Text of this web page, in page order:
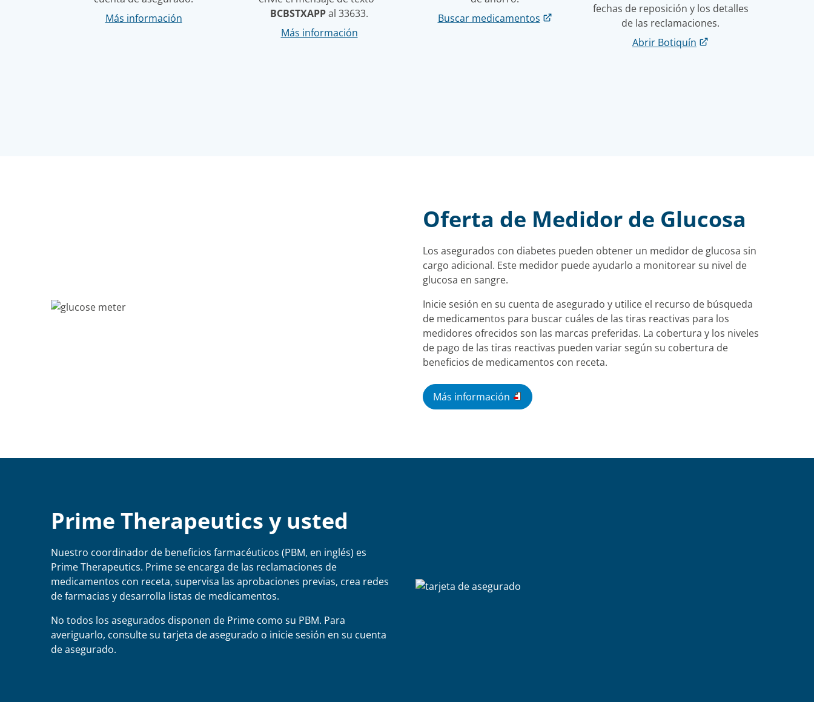
Más información
BCBSTXAPPal 33633.
Más información
Buscar medicamentos
fechas de reposición y los detalles
de las reclamaciones.
Abrir Botiquín
Oferta de Medidor de Glucosa
Los asegurados con diabetes pueden obtener un medidor de glucosa sin
cargo adicional. Este medidor puede ayudarlo a monitorear su nivel de
glucosa en sangre.
Inicie sesión en su cuenta de asegurado y utilice el recurso de búsqueda
de medicamentos para buscar cuáles de las tiras reactivas para los
medidores ofrecidos son las marcas preferidas. La cobertura y los niveles
de pago de las tiras reactivas pueden variar según su cobertura de
beneficios de medicamentos con receta.
Más información
Prime Therapeutics y usted
Nuestro coordinador de beneficios farmacéuticos (PBM, en inglés) es
Prime Therapeutics. Prime se encarga de las reclamaciones de
medicamentos con receta, supervisa las aprobaciones previas, crea redes
de farmacias y desarrolla listas de medicamentos.
No todos los asegurados disponen de Prime como su PBM. Para
averiguarlo, consulte su tarjeta de asegurado o inicie sesión en su cuenta
de asegurado.